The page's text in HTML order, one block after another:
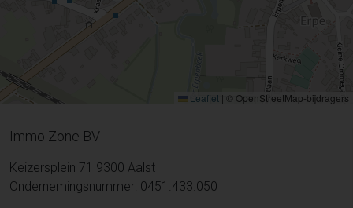
Leaflet | © OpenStreetMap-bijdragers
Immo Zone BV
Keizersplein 71 9300 Aalst
Ondernemingsnummer: 0451.433.050